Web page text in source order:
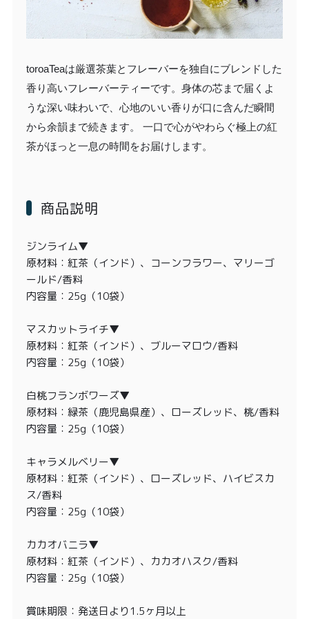
toroaTeaは厳選茶葉とフレーバーを独自にブレンドした
香り高いフレーバーティーです。身体の芯まで届くよ
うな深い味わいで、心地のいい香りが口に含んだ瞬間
から余韻まで続きます。 一口で心がやわらぐ極上の紅
茶がほっと一息の時間をお届けします。
商品説明
ジンライム▼
原材料：紅茶（インド）、コーンフラワー、マリーゴ
ールド/香料
内容量：25g（10袋）
マスカットライチ▼
原材料：紅茶（インド）、ブルーマロウ/香料
内容量：25g（10袋）
白桃フランボワーズ▼
原材料：緑茶（鹿児島県産）、ローズレッド、桃/香料
内容量：25g（10袋）
キャラメルベリー▼
原材料：紅茶（インド）、ローズレッド、ハイビスカ
ス/香料
内容量：25g（10袋）
カカオバニラ▼
原材料：紅茶（インド）、カカオハスク/香料
内容量：25g（10袋）
賞味期限：発送日より1.5ヶ月以上